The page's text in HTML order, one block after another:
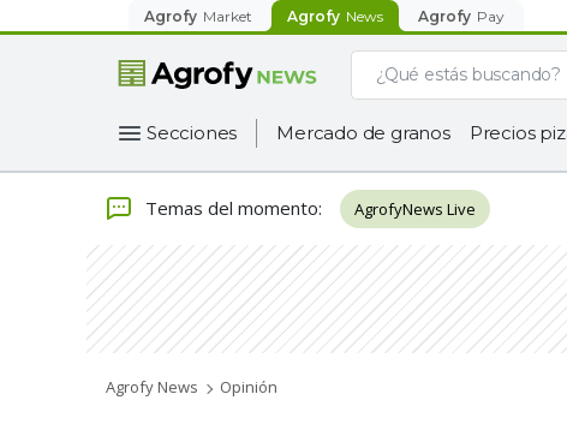
Agrofy Market Agrofy News Agrofy Pay
Secciones Mercado de granos Precios
Temas del momento: AgrofyNews Live
Agrofy News Opinión